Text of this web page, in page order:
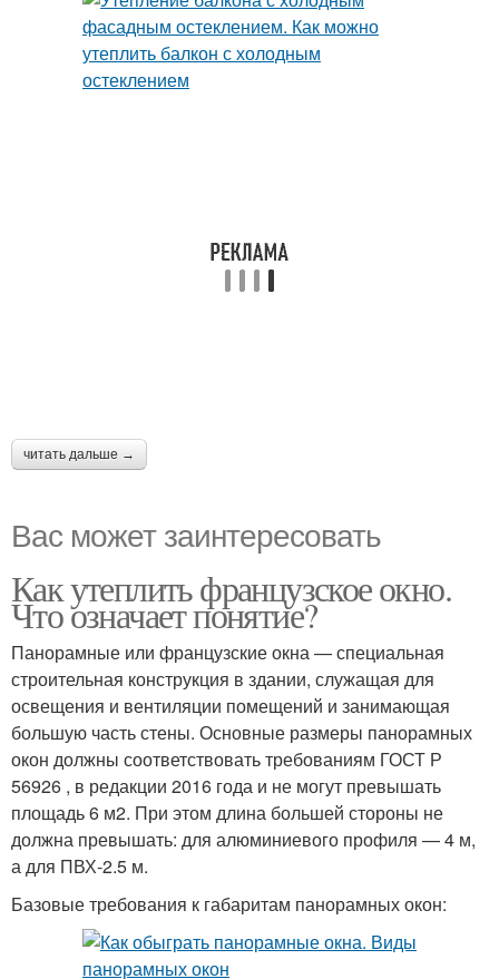
читать дальше →
Вас может заинтересовать
Как утеплить французское окно.
Что означает понятие?
Панорамные или французские окна — специальная
строительная конструкция в здании, служащая для
освещения и вентиляции помещений и занимающая
большую часть стены. Основные размеры панорамных
окон должны соответствовать требованиям ГОСТ Р
56926 , в редакции 2016 года и не могут превышать
площадь 6 м2. При этом длина большей стороны не
должна превышать: для алюминиевого профиля — 4 м,
а для ПВХ-2.5 м.
Базовые требования к габаритам панорамных окон: